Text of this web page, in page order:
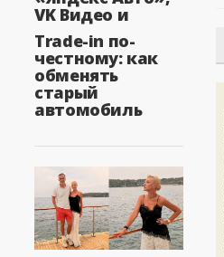
VK Видео и
Trade-in по-
честному: как
обменять
старый
автомобиль